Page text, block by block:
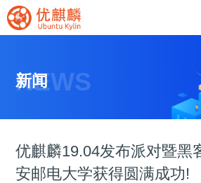
NEWS
新闻
优麒麟19.04发布派对暨黑
安邮电大学获得圆满成功!